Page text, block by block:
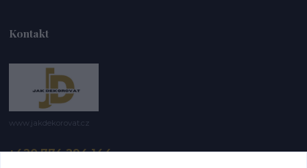
Kontakt
www.jakdekorovat.cz
+420 774 294 144